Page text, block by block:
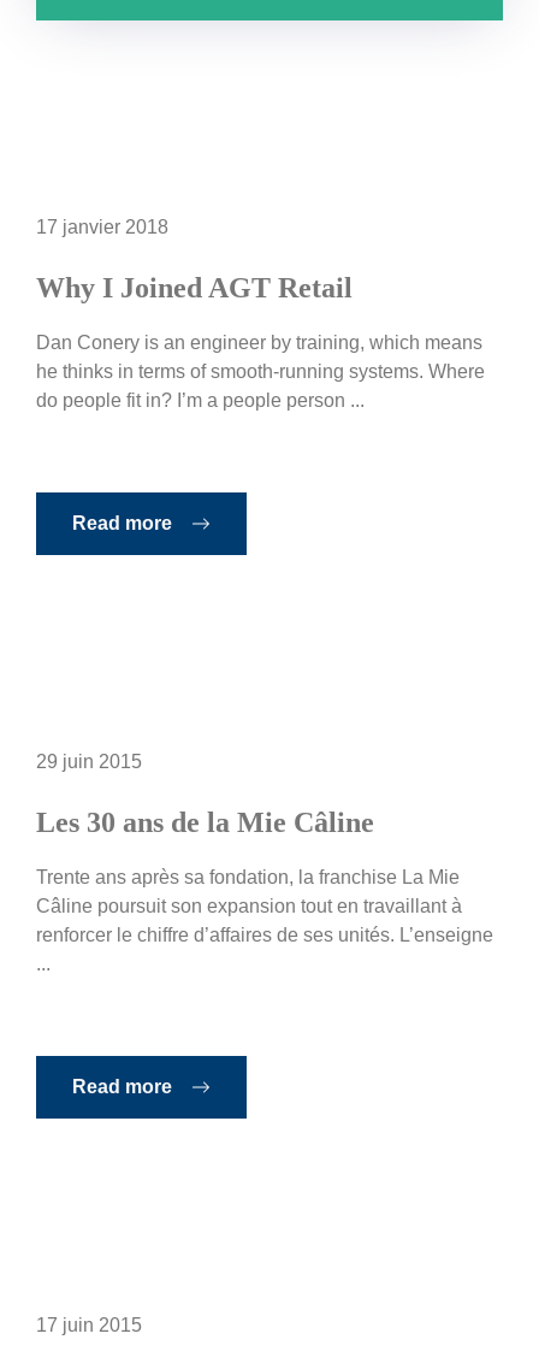
17 janvier 2018
Why I Joined AGT Retail
Dan Conery is an engineer by training, which means
he thinks in terms of smooth-running systems. Where
do people fit in? I’m a people person ...
Read more
29 juin 2015
Les 30 ans de la Mie Câline
Trente ans après sa fondation, la franchise La Mie
Câline poursuit son expansion tout en travaillant à
renforcer le chiffre d’affaires de ses unités. L’enseigne
...
Read more
17 juin 2015